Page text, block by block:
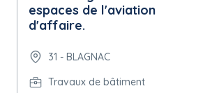
espaces de l'aviation
d'affaire.
31 - BLAGNAC
Travaux de bâtiment